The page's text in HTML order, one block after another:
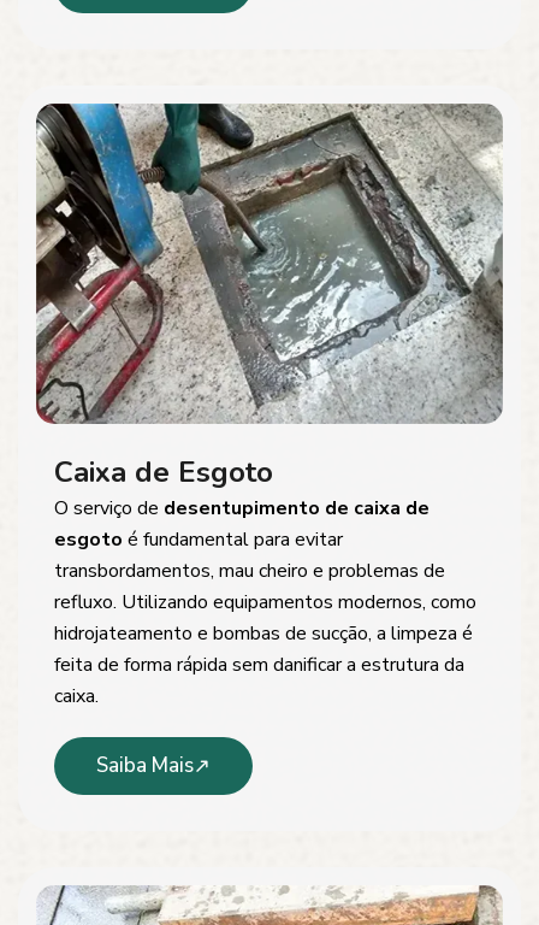
Caixa de Esgoto
O serviço de desentupimento de caixa de
esgoto é fundamental para evitar
transbordamentos, mau cheiro e problemas de
refluxo. Utilizando equipamentos modernos, como
hidrojateamento e bombas de sucção, a limpeza é
feita de forma rápida sem danificar a estrutura da
caixa.
Saiba Mais